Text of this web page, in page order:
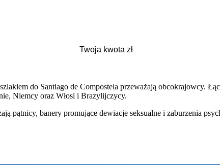
do Santiago de Compostela przeważają obcokrajowcy.
Niemcy oraz Włosi i Brazylijczycy.
pątnicy, banery promujące dewiacje seksualne i zaburzenia